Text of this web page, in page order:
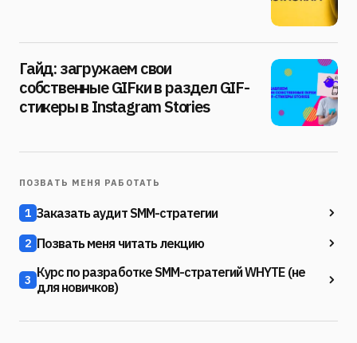
Гайд: загружаем свои
собственные GIFки в раздел GIF-
стикеры в Instagram Stories
ПОЗВАТЬ МЕНЯ РАБОТАТЬ
1 Заказать аудит SMM-стратегии
2 Позвать меня читать лекцию
3 Курс по разработке SMM-стратегий WHYTE (не
для новичков)